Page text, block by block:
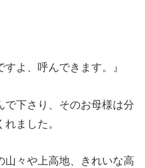
よ、呼んできます。』
で下さり、そのお母様は分
ました。
山々や上高地、きれいな高